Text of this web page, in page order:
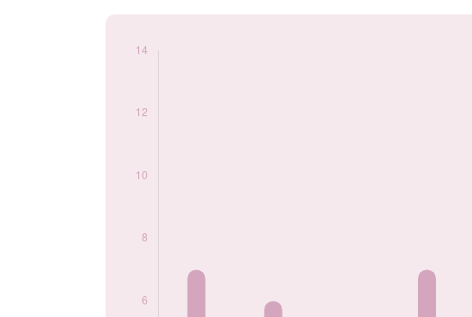
par année
2017
8
2021
2024